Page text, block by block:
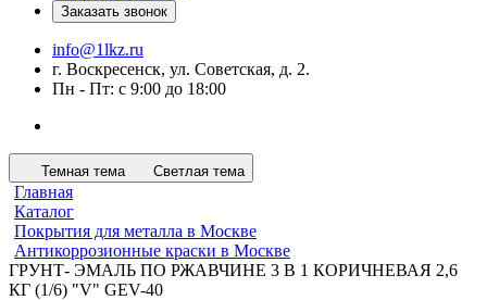
Заказать звонок
info@1lkz.ru
г. Воскресенск, ул. Советская, д. 2.
Пн - Пт: с 9:00 до 18:00
Темная тема Светлая тема
Главная
Каталог
Покрытия для металла в Москве
Антикоррозионные краски в Москве
ГРУНТ- ЭМАЛЬ ПО РЖАВЧИНЕ 3 В 1 КОРИЧНЕВАЯ 2,6
КГ (1/6) "V" GEV-40